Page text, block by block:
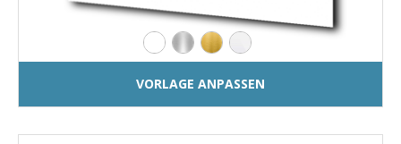
VORLAGE ANPASSEN